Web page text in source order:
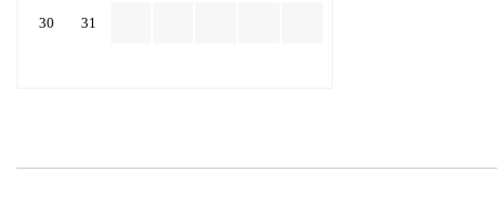
30 31